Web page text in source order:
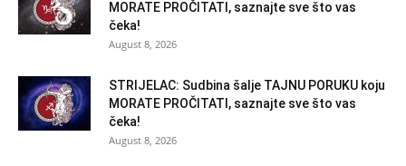
MORATE PROČITATI, saznajte sve što vas
čeka!
August 8, 2026
STRIJELAC: Sudbina šalje TAJNU PORUKU koju
MORATE PROČITATI, saznajte sve što vas
čeka!
August 8, 2026